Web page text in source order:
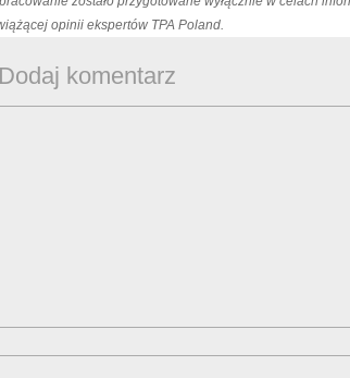
opinii ekspertów TPA Poland.
Dodaj komentarz